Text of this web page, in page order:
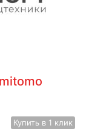
Купить в 1 клик